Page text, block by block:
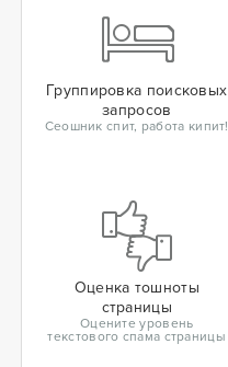
Группировка поисковых
запросов
Сеошник спит, работа кипит!
Оценка тошноты
страницы
Оцените уровень
текстового спама страницы